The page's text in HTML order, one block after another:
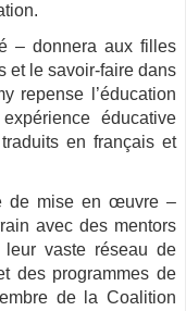
– donnera aux filles
et le savoir-faire dans
repense l’éducation
éducative
en français et
de mise en œuvre –
avec des mentors
vaste réseau de
des programmes de
de la Coalition